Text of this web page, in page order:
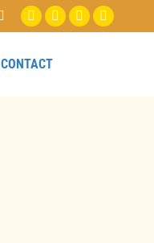
CONTACT